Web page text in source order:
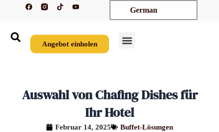
F
a
o
k
T
i
k
Y
o
b
e
German
Angebot einholen
Auswahl von Chafing Dishes für
Ihr Hotel
Februar 14, 2025 Buffet-Lösungen